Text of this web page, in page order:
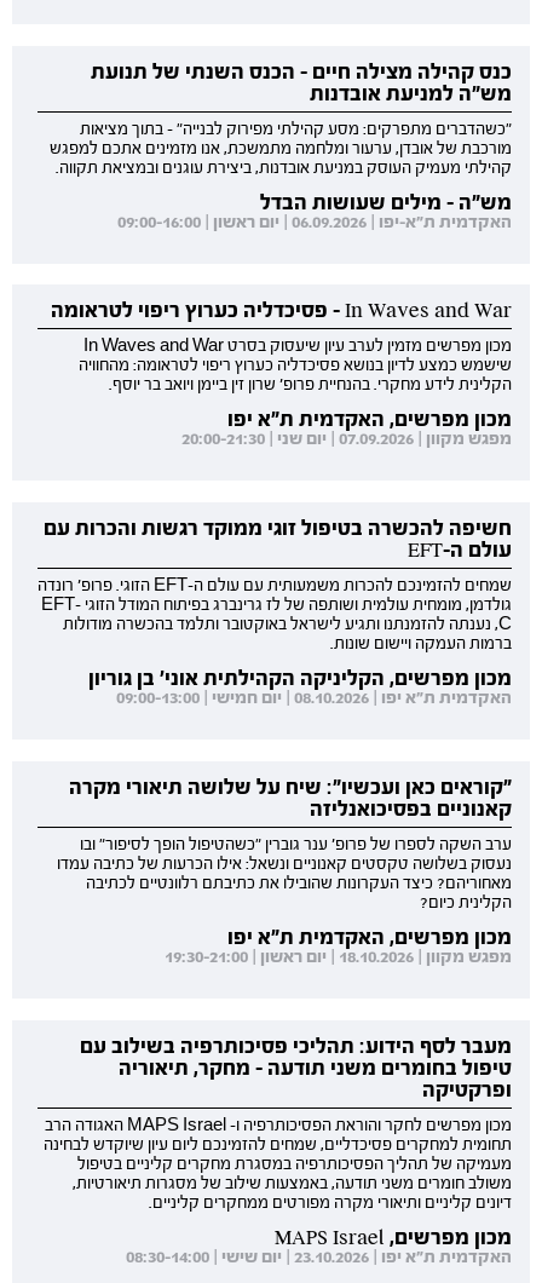
כנס קהילה מצילה חיים - הכנס השנתי של תנועת
מש"ה למניעת אובדנות
"כשהדברים מתפרקים: מסע קהילתי מפירוק לבנייה" - בתוך מציאות
מורכבת של אובדן, ערעור ומלחמה מתמשכת, אנו מזמינים אתכם למפגש
קהילתי מעמיק העוסק במניעת אובדנות, ביצירת עוגנים ובמציאת תקווה.
מש"ה - מילים שעושות הבדל
האקדמית ת"א-יפו | 06.09.2026 | יום ראשון | 09:00-16:00
In Waves and War - פסיכדליה כערוץ ריפוי לטראומה
מכון מפרשים מזמין לערב עיון שיעסוק בסרט In Waves and War
שישמש כמצע לדיון בנושא פסיכדליה כערוץ ריפוי לטראומה: מהחוויה
הקלינית לידע מחקרי. בהנחיית פרופ' שרון זין ביימן ויואב בר יוסף.
מכון מפרשים, האקדמית ת"א יפו
מפגש מקוון | 07.09.2026 | יום שני | 20:00-21:30
חשיפה להכשרה בטיפול זוגי ממוקד רגשות והכרות עם
עולם ה-EFT
שמחים להזמינכם להכרות משמעותית עם עולם ה-EFT הזוגי. פרופ' רונדה
גולדמן, מומחית עולמית ושותפה של לז גרינברג בפיתוח המודל הזוגי EFT-
C, נענתה להזמנתנו ותגיע לישראל באוקטובר ותלמד בהכשרה מודולות
ברמות העמקה ויישום שונות.
מכון מפרשים, הקליניקה הקהילתית אוני' בן גוריון
האקדמית ת"א יפו | 08.10.2026 | יום חמישי | 09:00-13:00
"קוראים כאן ועכשיו": שיח על שלושה תיאורי מקרה
קאנוניים בפסיכואנליזה
ערב השקה לספרו של פרופ' ענר גוברין "כשהטיפול הופך לסיפור" ובו
נעסוק בשלושה טקסטים קאנוניים ונשאל: אילו הכרעות של כתיבה עמדו
מאחוריהם? כיצד העקרונות שהובילו את כתיבתם רלוונטיים לכתיבה
הקלינית כיום?
מכון מפרשים, האקדמית ת"א יפו
מפגש מקוון | 18.10.2026 | יום ראשון | 19:30-21:00
מעבר לסף הידוע: תהליכי פסיכותרפיה בשילוב עם
טיפול בחומרים משני תודעה - מחקר, תיאוריה
ופרקטיקה
מכון מפרשים לחקר והוראת הפסיכותרפיה ו- MAPS Israel האגודה הרב
תחומית למחקרים פסיכדליים, שמחים להזמינכם ליום עיון שיוקדש לבחינה
מעמיקה של תהליך הפסיכותרפיה במסגרת מחקרים קליניים בטיפול
משולב חומרים משני תודעה, באמצעות שילוב של מסגרות תיאורטיות,
דיונים קליניים ותיאורי מקרה מפורטים ממחקרים קליניים.
מכון מפרשים, MAPS Israel
האקדמית ת"א יפו | 23.10.2026 | יום שישי | 08:30-14:00